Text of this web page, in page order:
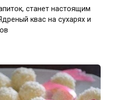
станет настоящим
квас на сухарях и